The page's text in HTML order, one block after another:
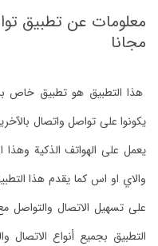
معلومات عن تطبيق
مجانا
هذا التطبيق هو تطبيق خاص
يكونوا على تواصل واتصال
يعمل على الهواتف الذكية وهذا
والاي او اس كما يقدم هذا
على تسهيل الاتصال والتواصل
التطبيق بجميع أنواع الاتصال